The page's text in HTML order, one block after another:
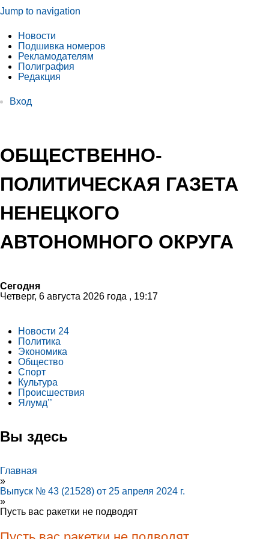
Jump to navigation
Новости
Подшивка номеров
Рекламодателям
Полиграфия
Редакция
Вход
ОБЩЕСТВЕННО-
ПОЛИТИЧЕСКАЯ ГАЗЕТА
НЕНЕЦКОГО
АВТОНОМНОГО ОКРУГА
Сегодня
Четверг, 6 августа 2026 года , 19:17
Новости 24
Политика
Экономика
Общество
Спорт
Культура
Происшествия
Ялумд’’
Вы здесь
Главная
»
Выпуск № 43 (21528) от 25 апреля 2024 г.
»
Пусть вас ракетки не подводят